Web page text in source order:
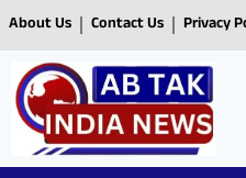
About Us Contact Us Privacy